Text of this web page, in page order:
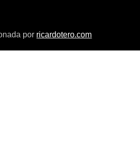
por ricardotero.com